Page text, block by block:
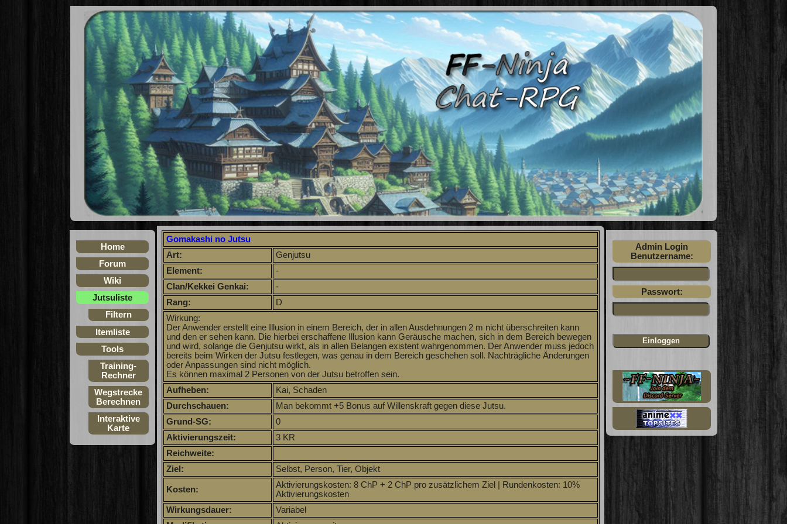
Home
Forum
Wiki
Jutsuliste
Filtern
Itemliste
Tools
Training-
Rechner
Wegstrecke
Berechnen
Interaktive
Karte
Admin Login
Benutzername:
Passwort:
Gomakashi no Jutsu
Art:
Genjutsu
Element:
-
Clan/Kekkei Genkai:
-
Rang:
D
Wirkung:
Der Anwender erstellt eine Illusion in einem Bereich, der in allen Ausdehnungen 2 m nicht überschreiten kann
und den er sehen kann. Die hierbei erschaffene Illusion kann Geräusche machen, sich in dem Bereich bewegen
und wird, solange die Genjutsu wirkt, als in allen Belangen existent wahrgenommen. Der Anwender muss jedoch
bereits beim Wirken der Jutsu festlegen, was genau in dem Bereich geschehen soll. Nachträgliche Änderungen
oder Anpassungen sind nicht möglich.
Es können maximal 2 Personen von der Jutsu betroffen sein.
Aufheben:
Kai, Schaden
Durchschauen:
Man bekommt +5 Bonus auf Willenskraft gegen diese Jutsu.
Grund-SG:
0
Aktivierungszeit:
3 KR
Reichweite:
Ziel:
Selbst, Person, Tier, Objekt
Kosten:
Aktivierungskosten: 8 ChP + 2 ChP pro zusätzlichem Ziel | Rundenkosten: 10%
Aktivierungskosten
Wirkungsdauer:
Variabel